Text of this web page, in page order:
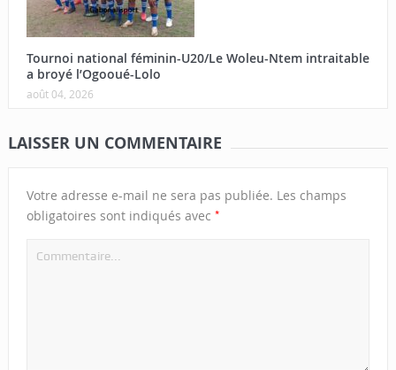
Tournoi national féminin-U20/Le Woleu-Ntem intraitable
a broyé l’Ogooué-Lolo
août 04, 2026
LAISSER UN COMMENTAIRE
Votre adresse e-mail ne sera pas publiée. Les champs
obligatoires sont indiqués avec *